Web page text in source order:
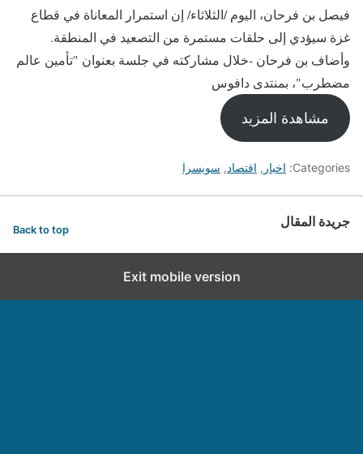
فيصل بن فرحان، اليوم /الثلاثاء/ إن استمرار المعاناة في قطاع
غزة سيؤدي إلى حلقات مستمرة من التصعيد في المنطقة.
وأضاف بن فرحان -خلال مشاركته في جلسة بعنوان "تأمين عالم
مضطرب"، بمنتدى دافوس
مشاهدة المزيد
Categories: اخبار , اقتصاد, سويسرا
جريدة المقال Back to top
Exit mobile version